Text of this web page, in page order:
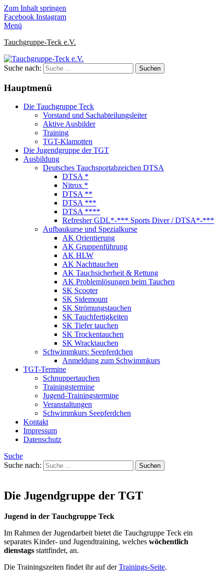
Zum Inhalt springen
Facebook Instagram
Menü
Tauchgruppe-Teck e.V.
Suche nach:
Hauptmenü
Die Tauchgruppe Teck
Vorstand und Sachabteilungsleiter
Aktive Ausbilder
Training
TGT-Klamotten
Die Jugendgruppe der TGT
Ausbildung
Deutsches Tauchsportabzeichen DTSA
DTSA *
Nitrox *
DTSA **
DTSA ***
DTSA ****
Refresher GDL*-*** Sports Diver / DTSA*-***
Aufbaukurse und Spezialkurse
AK Orientierung
AK Gruppenführung
AK HLW
AK Nachttauchen
AK Tauchsicherheit & Rettung
AK Problemlösungen beim Tauchen
SK Scooter
SK Sidemount
SK Strömungstauchen
SK Tauchfertigkeiten
SK Tiefer tauchen
SK Trockentauchen
SK Wracktauchen
Schwimmkurs: Seepferdchen
Anmeldung zum Schwimmkurs
TGT-Termine
Schnuppertauchen
Trainingstermine
Jugend-Trainingstermine
Veranstaltungen
Schwimmkurs Seepferdchen
Kontakt
Impressum
Datenschutz
Suche
Suche nach:
Die Jugendgruppe der TGT
Jugend in der Tauchgruppe Teck
Im Rahmen der Jugendarbeit bietet die Tauchgruppe Teck ein
separates Kinder- und Jugendtraining, welches wöchentlich
dienstags stattfindet, an.
Die Trainingszeiten findet ihr auf derTrainings-Seite.